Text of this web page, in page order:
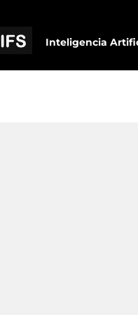
Inteligencia